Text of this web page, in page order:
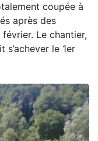
coupée à
après des
Le chantier,
s’achever le 1er